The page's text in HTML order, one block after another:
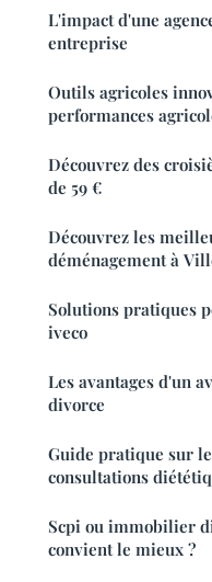
L'impact d'une
entreprise
Outils agricoles
performances
Découvrez des
de 59 €
Découvrez les
déménagement à
Solutions pratiques
iveco
Les avantages d'un
divorce
Guide pratique sur
consultations
Scpi ou immobilier
convient le mieux ?